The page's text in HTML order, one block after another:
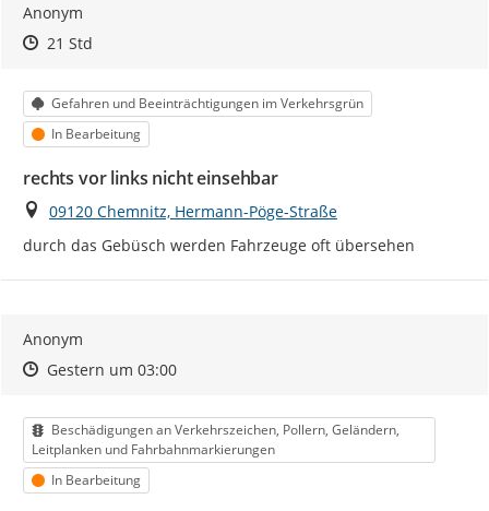
Anonym
Zeitpunkt des Erstellens
Zeitpunkt des Erstellens
21 StdZur Äußerung
Kategorie
Gefahren und Beeinträchtigungen im Verkehrsgrün
Status
In Bearbeitung
rechts vor links nicht einsehbar
Ort
09120 Chemnitz, Hermann-Pöge-Straße
durch das Gebüsch werden Fahrzeuge oft übersehen
Anonym
Zeitpunkt des Erstellens
Zeitpunkt des Erstellens
Gestern um 03:00Zur Äußerung
Kategorie
Beschädigungen an Verkehrszeichen, Pollern, Geländern,
Leitplanken und Fahrbahnmarkierungen
Status
In Bearbeitung